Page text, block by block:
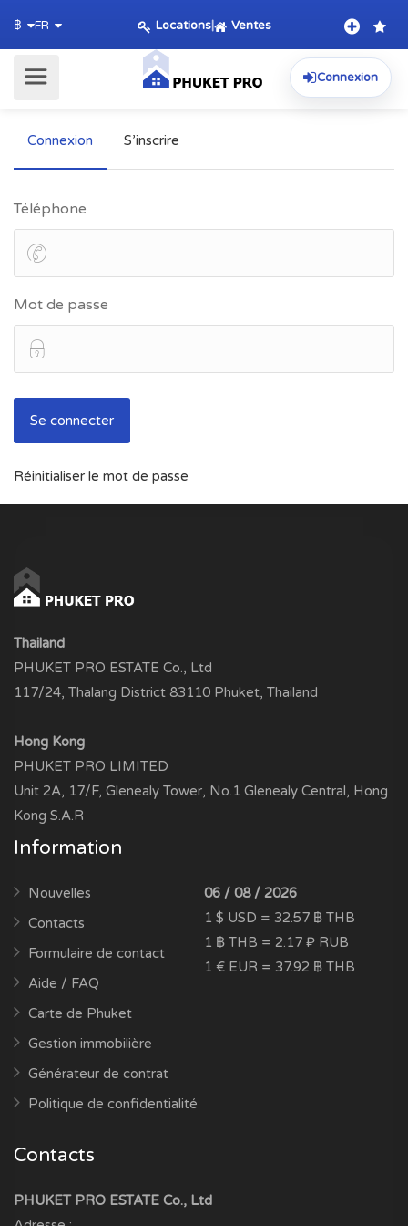
฿ FR Locations| Ventes
Connexion
Connexion S’inscrire
Téléphone
Mot de passe
Réinitialiser le mot de passe
Thailand
PHUKET PRO ESTATE Co., Ltd
117/24, Thalang District 83110 Phuket, Thailand
Hong Kong
PHUKET PRO LIMITED
Unit 2A, 17/F, Glenealy Tower, No.1 Glenealy Central, Hong
Kong S.A.R
Information
Nouvelles
Contacts
Formulaire de contact
Aide / FAQ
Carte de Phuket
Gestion immobilière
Générateur de contrat
Politique de confidentialité
06 / 08 / 2026
1 $ USD = 32.57 ฿ THB
1 ฿ THB = 2.17 ₽ RUB
1 € EUR = 37.92 ฿ THB
Contacts
PHUKET PRO ESTATE Co., Ltd